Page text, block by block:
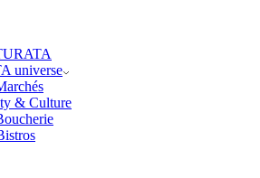
universe
& Culture